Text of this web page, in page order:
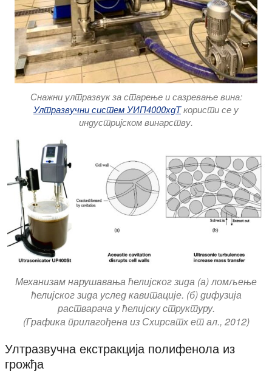
Снажни ултразвук за старење и сазревање вина:
Ултразвучни систем УИП4000хдТкористи се у
индустријском винарству.
Механизам нарушавања ћелијског зида (а) ломљење
ћелијског зида услед кавитације. (б) дифузија
растварача у ћелијску структуру.
(Графика прилагођена из Схирсатх ет ал., 2012)
Ултразвучна екстракција полифенола из
грожђа